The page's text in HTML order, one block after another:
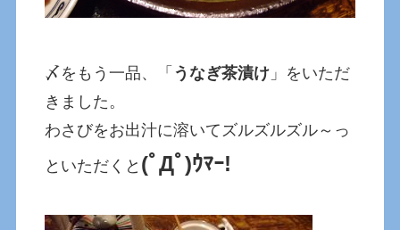
〆をもう一品、「 うなぎ茶漬け 」をいただ
きました。
わさびをお出汁に溶いてズルズルズル～っ
といただくと (ﾟДﾟ)ｳﾏｰ!